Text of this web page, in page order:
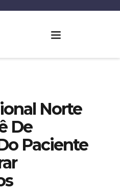
Norte
De
Paciente